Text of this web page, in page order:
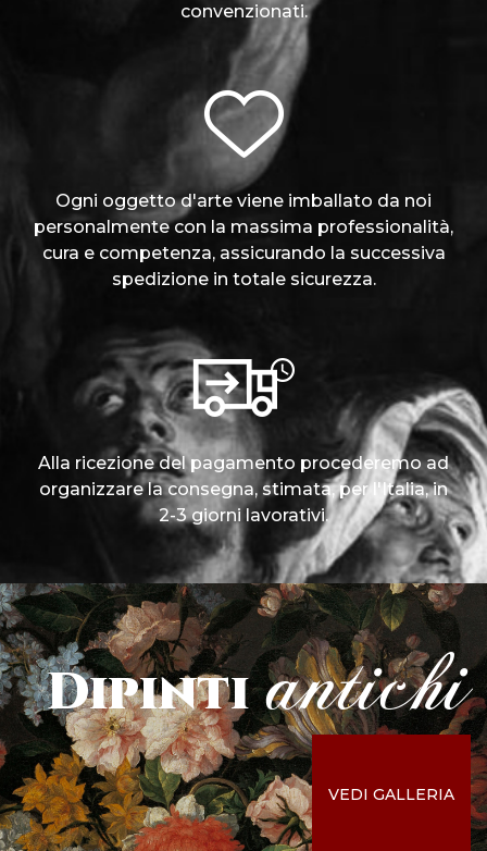
convenzionati.
Ogni oggetto d'arte viene imballato da noi
personalmente con la massima professionalità,
cura e competenza, assicurando la successiva
spedizione in totale sicurezza.
Alla ricezione del pagamento procederemo ad
organizzare la consegna, stimata, per l'Italia, in
2-3 giorni lavorativi.
Dipinti antichi
VEDI GALLERIA